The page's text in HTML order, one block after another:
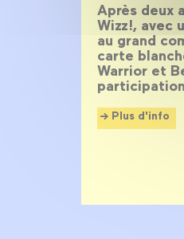
Après deux
Wizz!, avec
au grand
carte
Warrior et
Plus d'info